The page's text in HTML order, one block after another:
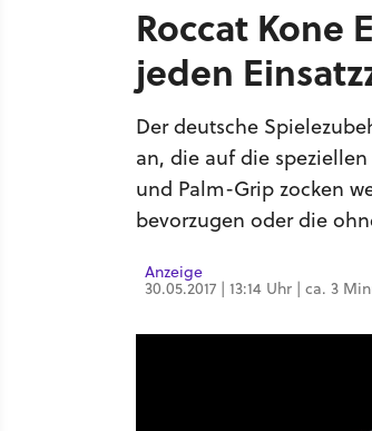
Roccat Kone
jeden
Der deutsche
an, die auf die
und Palm-Grip zocken
bevorzugen oder die
Anzeige
30.05.2017 | 13:14 Uhr | ca. 3